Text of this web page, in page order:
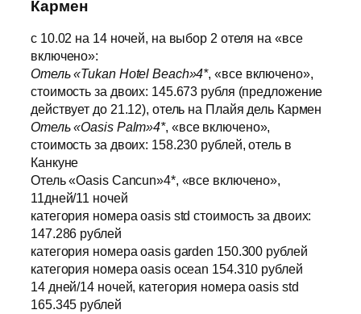
Кармен
с 10.02 на 14 ночей, на выбор 2 отеля на «все
включено»:
Отель «Tukan Hotel Beach»4*, «все включено»,
стоимость за двоих: 145.673 рубля (предложение
действует до 21.12), отель на Плайя дель Кармен
Отель «Oasis Palm»4*, «все включено»,
стоимость за двоих: 158.230 рублей, отель в
Канкуне
Отель «Oasis Cancun»4*, «все включено»,
11дней/11 ночей
категория номера oasis std стоимость за двоих:
147.286 рублей
категория номера oasis garden 150.300 рублей
категория номера oasis ocean 154.310 рублей
14 дней/14 ночей, категория номера oasis std
165.345 рублей